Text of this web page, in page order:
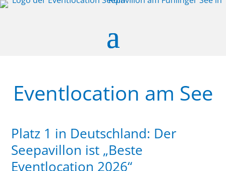
Eventlocation am See
Platz 1 in Deutschland: Der
Seepavillon ist „Beste
Eventlocation 2026“